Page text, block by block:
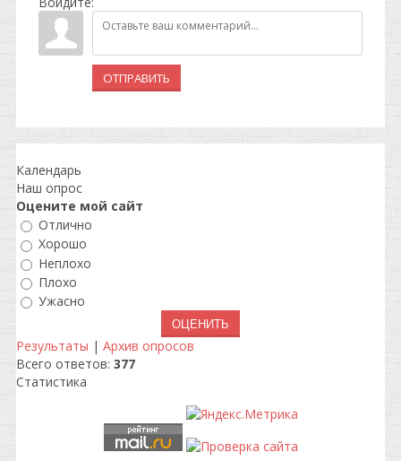
ОТПРАВИТЬ
Календарь
Наш опрос
Оцените мой сайт
Отлично
Хорошо
Неплохо
Плохо
Ужасно
Результаты | Архив опросов
Всего ответов: 377
Статистика